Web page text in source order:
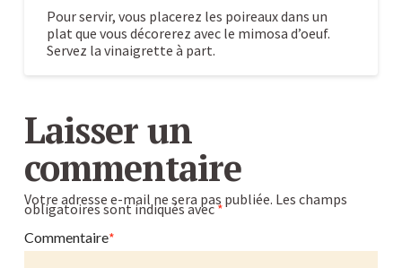
Pour servir, vous placerez les poireaux dans un
plat que vous décorerez avec le mimosa d’oeuf.
Servez la vinaigrette à part.
Poireaux
vinaigrette
mimosas10.29.2009
Laisser un
commentaire
Votre adresse e-mail ne sera pas publiée. Les champs
obligatoires sont indiqués avec*
Commentaire*